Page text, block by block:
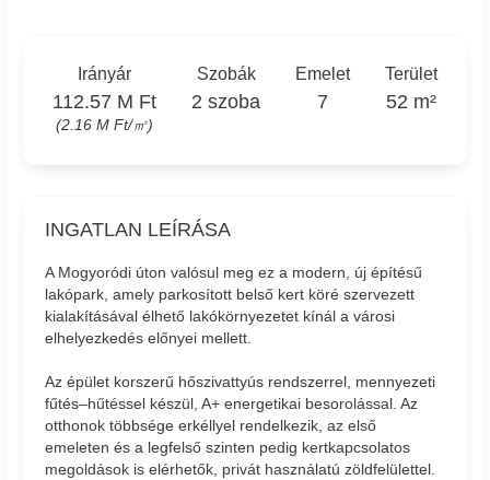
Irányár
112.57 M Ft
(2.16 M Ft/㎡)
Szobák
2 szoba
Emelet
7
Terület
52 m²
INGATLAN LEÍRÁSA
A Mogyoródi úton valósul meg ez a modern, új építésű
lakópark, amely parkosított belső kert köré szervezett
kialakításával élhető lakókörnyezetet kínál a városi
elhelyezkedés előnyei mellett.
Az épület korszerű hőszivattyús rendszerrel, mennyezeti
fűtés–hűtéssel készül, A+ energetikai besorolással. Az
otthonok többsége erkéllyel rendelkezik, az első
emeleten és a legfelső szinten pedig kertkapcsolatos
megoldások is elérhetők, privát használatú zöldfelülettel.